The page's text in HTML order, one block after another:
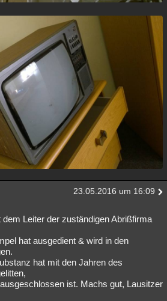
23.05.2016 um 16:09
Leiter der zuständigen Abrißfirma
hat ausgedient & wird in den
hat mit den Jahren des
ist. Machs gut, Lausitzer